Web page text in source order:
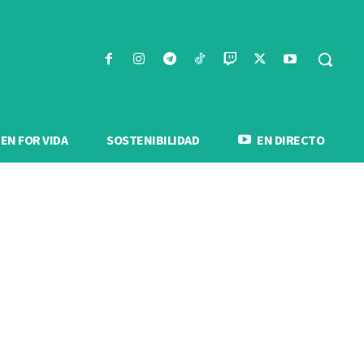
FOR VIDA SOSTENIBILIDAD EN DIRECTO